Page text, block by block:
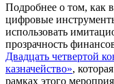
Подробнее о том, как
цифровые
использовать
прозрачность
Двадцать четвертой
казначейство»,
рамках этого